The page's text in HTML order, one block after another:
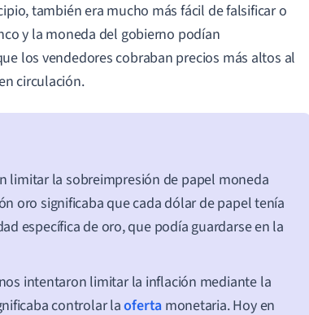
también era mucho más fácil de falsificar o
y la moneda del gobierno podían
los vendedores cobraban precios más altos al
circulación.
limitar la sobreimpresión de papel moneda
oro significaba que cada dólar de papel tenía
específica de oro, que podía guardarse en la
intentaron limitar la inflación mediante la
controlar laoferta monetaria. Hoy en